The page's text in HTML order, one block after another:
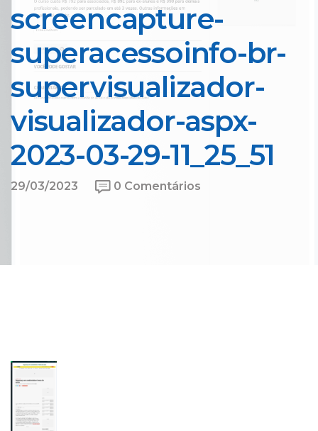
screencapture-
superacessoinfo-br-
supervisualizador-
visualizador-aspx-
2023-03-29-11_25_51
29/03/2023 0 Comentários